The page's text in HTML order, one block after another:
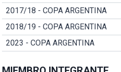
2017/18 - COPA ARGENTINA
2018/19 - COPA ARGENTINA
2023 - COPA ARGENTINA